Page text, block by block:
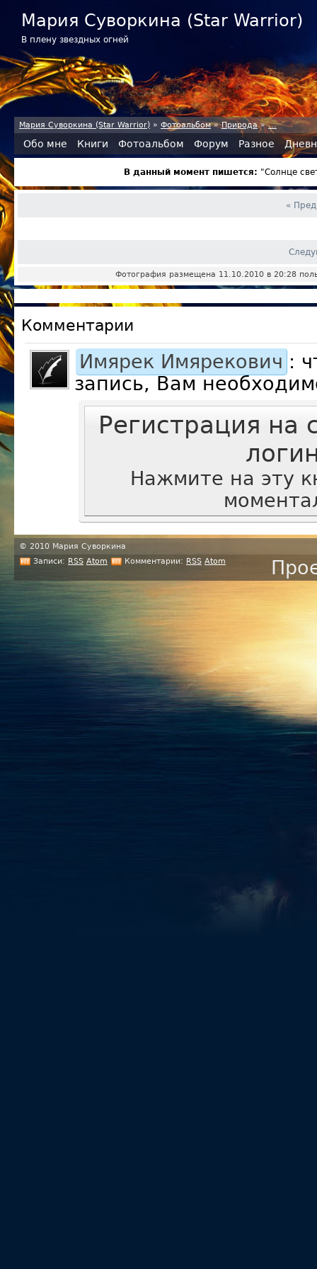
Мария Суворкина (Star Warrior)
В плену звездных огней
Мария Суворкина (Star Warrior) » Фотоальбом»Природа»...
Обо мне Книги Фотоальбом Форум Разное
В данный момент пишется: "Солнце
«
Фотография размещена 11.10.2010 в 20:28
Комментарии
Имярек Имярекович :
запись, Вам
Регистрация на
Нажмите на эту
© 2010 Мария Суворкина
Записи: RSS Atom Комментарии: RSS Atom